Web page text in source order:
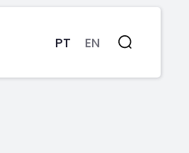
PT EN Pesquisa